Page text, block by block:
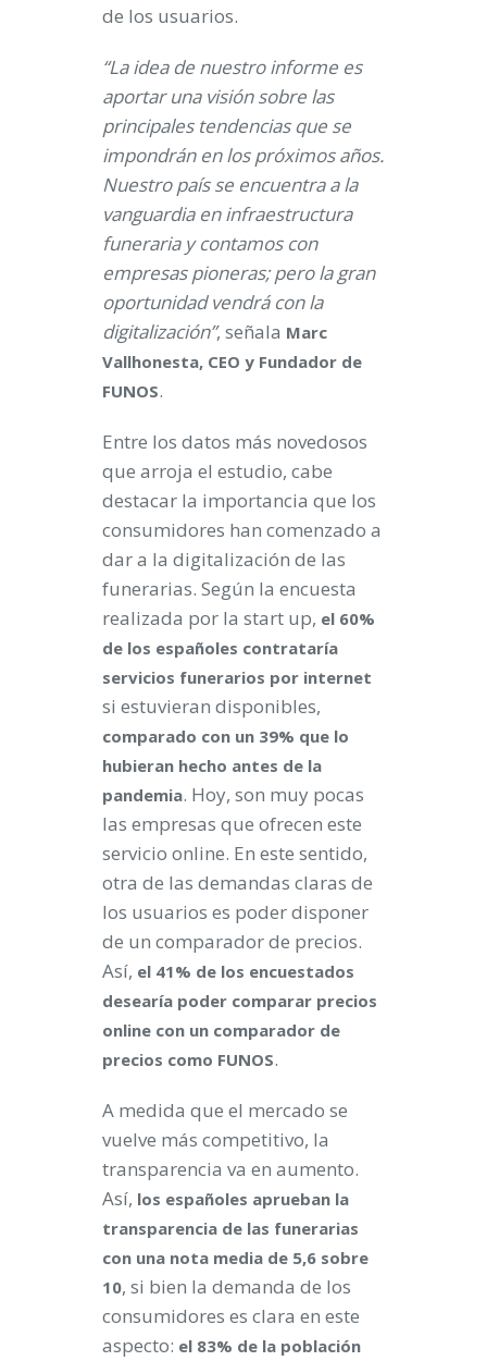
de los usuarios.
“La idea de nuestro informe es
aportar una visión sobre las
principales tendencias que se
impondrán en los próximos años.
Nuestro país se encuentra a la
vanguardia en infraestructura
funeraria y contamos con
empresas pioneras; pero la gran
oportunidad vendrá con la
digitalización”, señala Marc
Vallhonesta, CEO y Fundador de
FUNOS.
Entre los datos más novedosos
que arroja el estudio, cabe
destacar la importancia que los
consumidores han comenzado a
dar a la digitalización de las
funerarias. Según la encuesta
realizada por la start up, el 60%
de los españoles contrataría
servicios funerarios por internet
si estuvieran disponibles,
comparado con un 39% que lo
hubieran hecho antes de la
pandemia. Hoy, son muy pocas
las empresas que ofrecen este
servicio online. En este sentido,
otra de las demandas claras de
los usuarios es poder disponer
de un comparador de precios.
Así, el 41% de los encuestados
desearía poder comparar precios
online con un comparador de
precios como FUNOS.
A medida que el mercado se
vuelve más competitivo, la
transparencia va en aumento.
Así, los españoles aprueban la
transparencia de las funerarias
con una nota media de 5,6 sobre
10, si bien la demanda de los
consumidores es clara en este
aspecto: el 83% de la población